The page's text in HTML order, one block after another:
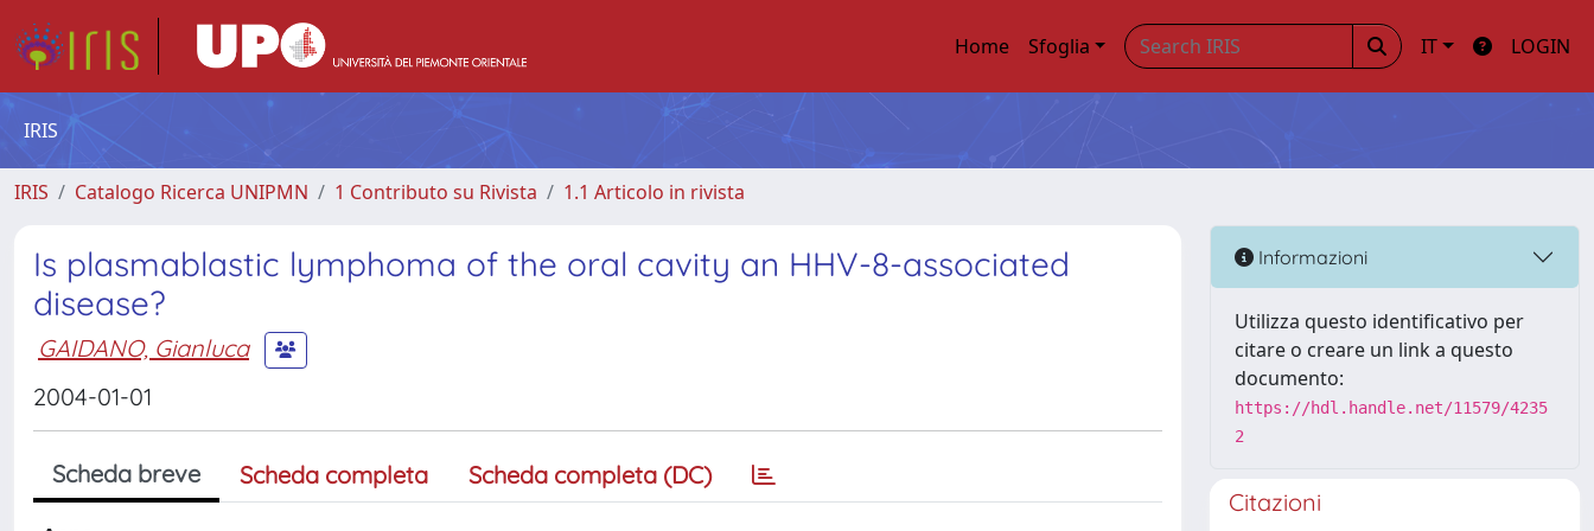
Home Sfoglia IT LOGIN
IRIS
IRIS Catalogo Ricerca UNIPMN 1 Contributo su Rivista 1.1 Articolo in rivista
Is plasmablastic lymphoma of the oral cavity an HHV-8-associated
disease?
GAIDANO, Gianluca
2004-01-01
Scheda breve Scheda completa Scheda completa (DC)
Informazioni
Utilizza questo identificativo per
citare o creare un link a questo
documento:
https://hdl.handle.net/11579/4235
2
Citazioni